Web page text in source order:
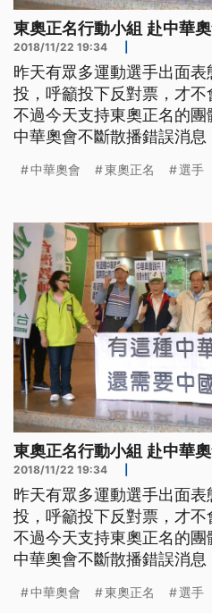
東奧正名行動小組 赴中華
2018/11/22 19:34
昨天有眾多運動選手出面
投，呼籲投下反對票，才不
不過今天支持東奧正名的
中華奧會不斷散播錯誤消息
名公投的隔天，支持正名
大門口貼上中國台北奧林
強調公投根本不會影響選手
中華奧會 東奧正名 選手
東奧正名行動小組 赴中華
2018/11/22 19:34
昨天有眾多運動選手出面
投，呼籲投下反對票，才不
不過今天支持東奧正名的
中華奧會不斷散播錯誤消息
名公投的隔天，支持正名
中華奧會 東奧正名 選手